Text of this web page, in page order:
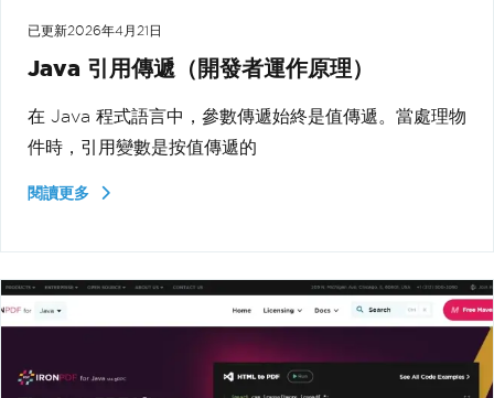
已更新2026年4月21日
Java 引用傳遞（開發者運作原理）
在 Java 程式語言中，參數傳遞始終是值傳遞。當處理物
件時，引用變數是按值傳遞的
閱讀更多